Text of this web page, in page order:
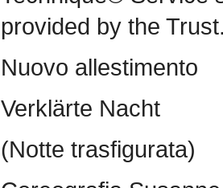
provided by the
Nuovo allestimento
Verklärte Nacht
(Notte trasfigurata)